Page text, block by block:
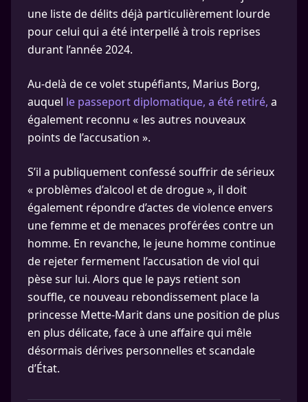
une liste de délits déjà particulièrement lourde
pour celui qui a été interpellé à trois reprises
durant l’année 2024.
Au-delà de ce volet stupéfiants, Marius Borg,
auquel le passeport diplomatique, a été retiré, a
également reconnu « les autres nouveaux
points de l’accusation ».
S’il a publiquement confessé souffrir de sérieux
« problèmes d’alcool et de drogue », il doit
également répondre d’actes de violence envers
une femme et de menaces proférées contre un
homme. En revanche, le jeune homme continue
de rejeter fermement l’accusation de viol qui
pèse sur lui. Alors que le pays retient son
souffle, ce nouveau rebondissement place la
princesse Mette-Marit dans une position de plus
en plus délicate, face à une affaire qui mêle
désormais dérives personnelles et scandale
d’État.